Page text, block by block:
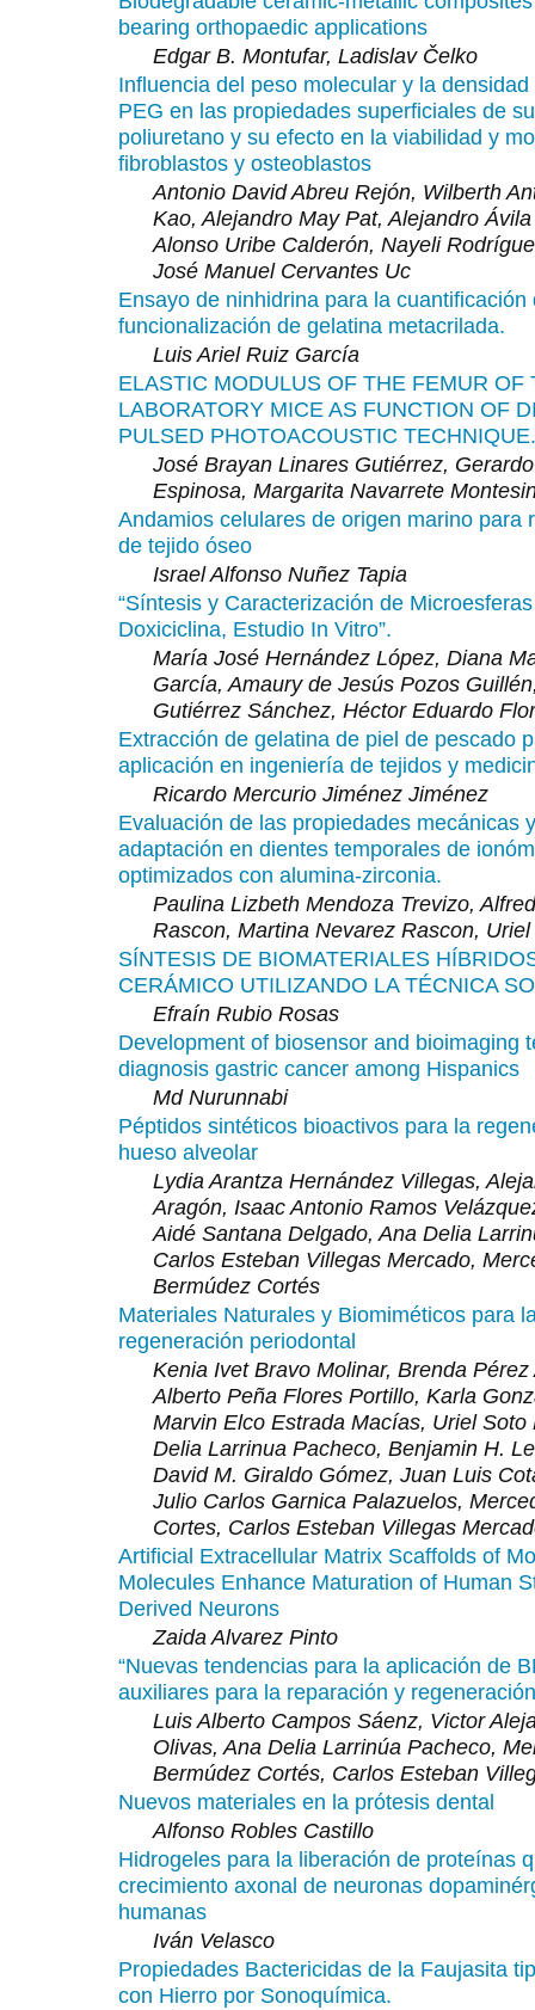
bearing orthopaedic applications
Edgar B. Montufar, Ladislav Čelko
Influencia del peso molecular y la
PEG en las propiedades superficiales de
poliuretano y su efecto en la viabilidad y
fibroblastos y osteoblastos
Antonio David Abreu Rejón, Wilberth
Kao, Alejandro May Pat, Alejandro
Alonso Uribe Calderón, Nayeli
José Manuel Cervantes Uc
Ensayo de ninhidrina para la cuantificación
funcionalización de gelatina metacrilada.
Luis Ariel Ruiz García
ELASTIC MODULUS OF THE FEMUR OF
LABORATORY MICE AS FUNCTION OF
PULSED PHOTOACOUSTIC TECHNIQUE.
José Brayan Linares Gutiérrez,
Espinosa, Margarita Navarrete
Andamios celulares de origen marino para
de tejido óseo
Israel Alfonso Nuñez Tapia
“Síntesis y Caracterización de
Doxiciclina, Estudio In Vitro”.
María José Hernández López, Diana
García, Amaury de Jesús Pozos
Gutiérrez Sánchez, Héctor Eduardo
Extracción de gelatina de piel de pescado
aplicación en ingeniería de tejidos y
Ricardo Mercurio Jiménez Jiménez
Evaluación de las propiedades mecánicas
adaptación en dientes temporales de
optimizados con alumina-zirconia.
Paulina Lizbeth Mendoza Trevizo,
Rascon, Martina Nevarez Rascon,
SÍNTESIS DE BIOMATERIALES
CERÁMICO UTILIZANDO LA TÉCNICA
Efraín Rubio Rosas
Development of biosensor and bioimaging
diagnosis gastric cancer among Hispanics
Md Nurunnabi
Péptidos sintéticos bioactivos para la
hueso alveolar
Lydia Arantza Hernández Villegas,
Aragón, Isaac Antonio Ramos
Aidé Santana Delgado, Ana Delia
Carlos Esteban Villegas Mercado,
Bermúdez Cortés
Materiales Naturales y Biomiméticos para
regeneración periodontal
Kenia Ivet Bravo Molinar, Brenda
Alberto Peña Flores Portillo, Karla
Marvin Elco Estrada Macías, Uriel Soto
Delia Larrinua Pacheco, Benjamin H.
David M. Giraldo Gómez, Juan Luis
Julio Carlos Garnica Palazuelos,
Cortes, Carlos Esteban Villegas
Artificial Extracellular Matrix Scaffolds of
Molecules Enhance Maturation of Human
Derived Neurons
Zaida Alvarez Pinto
“Nuevas tendencias para la aplicación de
auxiliares para la reparación y
Luis Alberto Campos Sáenz, Victor
Olivas, Ana Delia Larrinúa Pacheco,
Bermúdez Cortés, Carlos Esteban
Nuevos materiales en la prótesis dental
Alfonso Robles Castillo
Hidrogeles para la liberación de proteínas
crecimiento axonal de neuronas
humanas
Iván Velasco
Propiedades Bactericidas de la Faujasita
con Hierro por Sonoquímica.